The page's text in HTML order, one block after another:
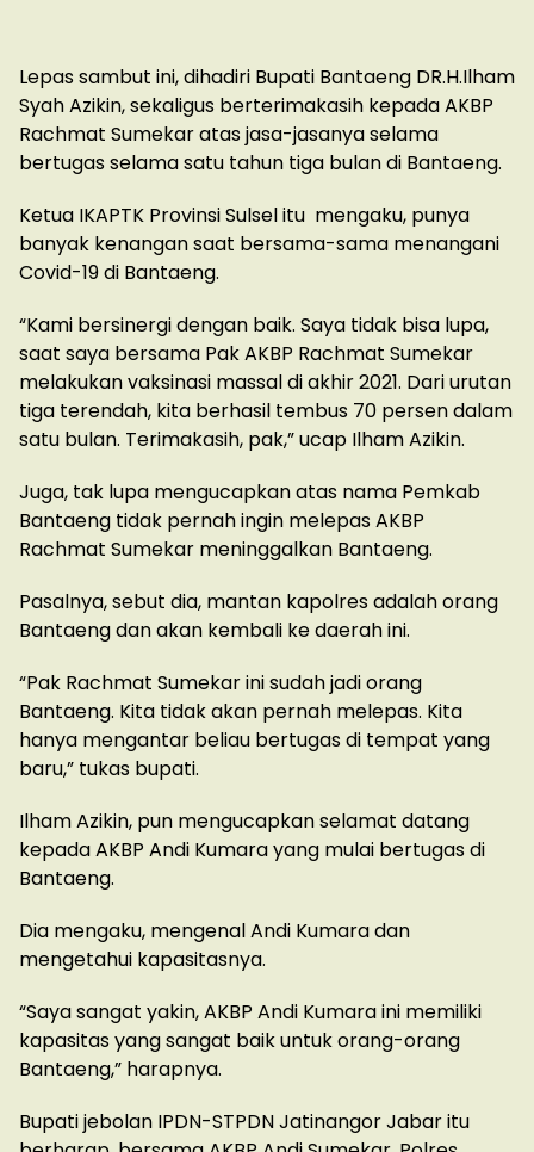
Lepas sambut ini, dihadiri Bupati Bantaeng DR.H.Ilham
Syah Azikin, sekaligus berterimakasih kepada AKBP
Rachmat Sumekar atas jasa-jasanya selama
bertugas selama satu tahun tiga bulan di Bantaeng.
Ketua IKAPTK Provinsi Sulsel itu mengaku, punya
banyak kenangan saat bersama-sama menangani
Covid-19 di Bantaeng.
“Kami bersinergi dengan baik. Saya tidak bisa lupa,
saat saya bersama Pak AKBP Rachmat Sumekar
melakukan vaksinasi massal di akhir 2021. Dari urutan
tiga terendah, kita berhasil tembus 70 persen dalam
satu bulan. Terimakasih, pak,” ucap Ilham Azikin.
Juga, tak lupa mengucapkan atas nama Pemkab
Bantaeng tidak pernah ingin melepas AKBP
Rachmat Sumekar meninggalkan Bantaeng.
Pasalnya, sebut dia, mantan kapolres adalah orang
Bantaeng dan akan kembali ke daerah ini.
“Pak Rachmat Sumekar ini sudah jadi orang
Bantaeng. Kita tidak akan pernah melepas. Kita
hanya mengantar beliau bertugas di tempat yang
baru,” tukas bupati.
Ilham Azikin, pun mengucapkan selamat datang
kepada AKBP Andi Kumara yang mulai bertugas di
Bantaeng.
Dia mengaku, mengenal Andi Kumara dan
mengetahui kapasitasnya.
“Saya sangat yakin, AKBP Andi Kumara ini memiliki
kapasitas yang sangat baik untuk orang-orang
Bantaeng,” harapnya.
Bupati jebolan IPDN-STPDN Jatinangor Jabar itu